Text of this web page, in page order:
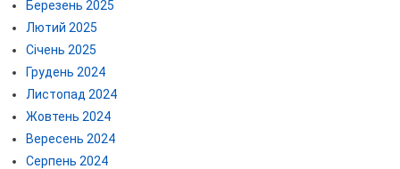
Березень 2025
Лютий 2025
Січень 2025
Грудень 2024
Листопад 2024
Жовтень 2024
Вересень 2024
Серпень 2024